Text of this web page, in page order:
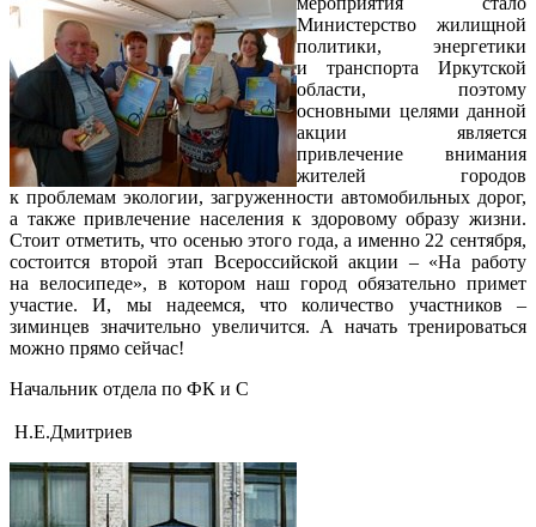
Министерство жилищной
политики, энергетики
и транспорта Иркутской
области, поэтому
основными целями данной
акции является
привлечение внимания
жителей городов
к проблемам экологии, загруженности автомобильных дорог,
а также привлечение населения к здоровому образу жизни.
Стоит отметить, что осенью этого года, а именно 22 сентября,
состоится второй этап Всероссийской акции – «На работу
на велосипеде», в котором наш город обязательно примет
участие. И, мы надеемся, что количество участников –
зиминцев значительно увеличится. А начать тренироваться
можно прямо сейчас!
Начальник отдела по ФК и С
Н.Е.Дмитриев